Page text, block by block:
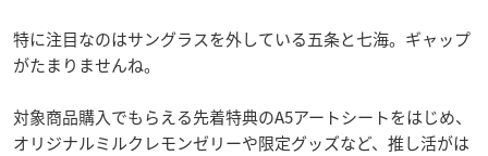
特に注目なのはサングラスを外している五条と七海。ギャップ
がたまりませんね。
対象商品購入でもらえる先着特典のA5アートシートをはじめ、
オリジナルミルクレモンゼリーや限定グッズなど、推し活がは